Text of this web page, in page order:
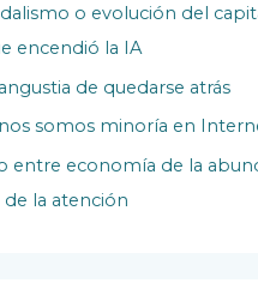
o evolución del
encendió la IA
de quedarse atrás
somos minoría en
entre economía de la
la atención